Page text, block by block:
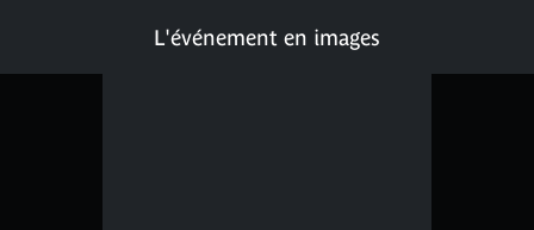
L'événement en images